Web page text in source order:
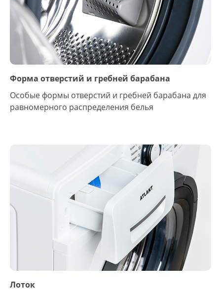
Форма отверстий и гребней барабана
Особые формы отверстий и гребней барабана для
равномерного распределения белья
Лоток